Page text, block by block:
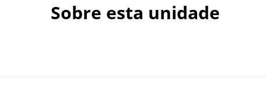
Sobre esta unidade